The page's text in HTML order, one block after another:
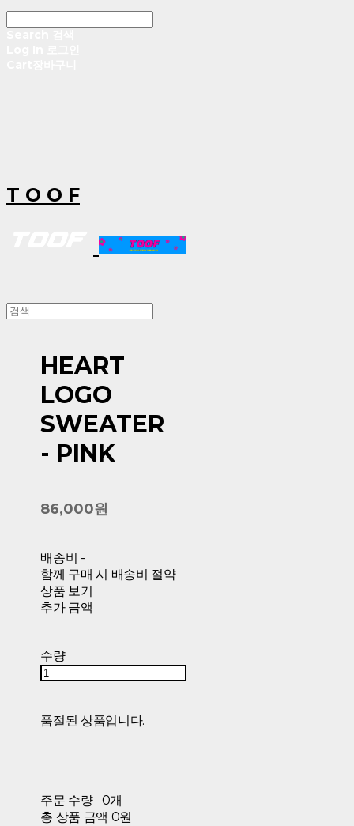
T O O F
HEART
LOGO
SWEATER
- PINK
86,000원
배송비 -
함께 구매 시 배송비 절약
상품 보기
추가 금액
수량
품절된 상품입니다.
주문 수량
0개
총 상품 금액 0원